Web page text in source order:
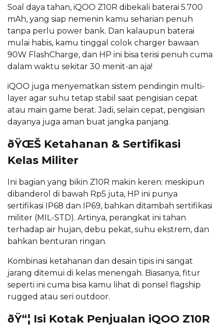
Soal daya tahan, iQOO Z10R dibekali baterai 5.700
mAh, yang siap nemenin kamu seharian penuh
tanpa perlu power bank. Dan kalaupun baterai
mulai habis, kamu tinggal colok charger bawaan
90W FlashCharge, dan HP ini bisa terisi penuh cuma
dalam waktu sekitar 30 menit-an aja!
iQOO juga menyematkan sistem pendingin multi-
layer agar suhu tetap stabil saat pengisian cepat
atau main game berat. Jadi, selain cepat, pengisian
dayanya juga aman buat jangka panjang.
ðŸŒŠ Ketahanan & Sertifikasi
Kelas Militer
Ini bagian yang bikin Z10R makin keren: meskipun
dibanderol di bawah Rp5 juta, HP ini punya
sertifikasi IP68 dan IP69, bahkan ditambah sertifikasi
militer (MIL-STD). Artinya, perangkat ini tahan
terhadap air hujan, debu pekat, suhu ekstrem, dan
bahkan benturan ringan.
Kombinasi ketahanan dan desain tipis ini sangat
jarang ditemui di kelas menengah. Biasanya, fitur
seperti ini cuma bisa kamu lihat di ponsel flagship
rugged atau seri outdoor.
ðŸ“¦ Isi Kotak Penjualan iQOO Z10R